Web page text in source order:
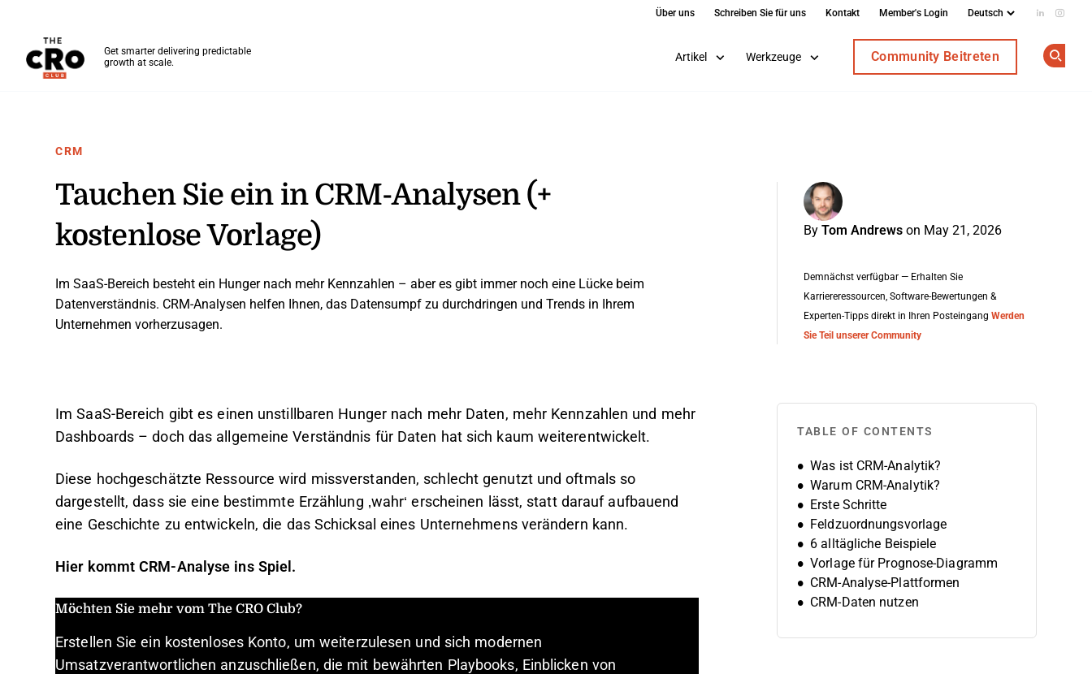
Über uns Schreiben Sie für uns Kontakt Member's Login Add us
Get smarter delivering predictable
growth at scale.
Artikel Werkzeuge Community Beitreten
CRM
Tauchen Sie ein in CRM-Analysen (+
kostenlose Vorlage)
By Tom Andrews on May 21, 2026
Demnächst verfügbar — Erhalten Sie
Karriereressourcen, Software-Bewertungen &
Experten-Tipps direkt in Ihren Posteingang Werden
Sie Teil unserer Community
Im SaaS-Bereich besteht ein Hunger nach mehr Kennzahlen – aber es gibt immer noch eine Lücke beim
Datenverständnis. CRM-Analysen helfen Ihnen, das Datensumpf zu durchdringen und Trends in Ihrem
Unternehmen vorherzusagen.
Im SaaS-Bereich gibt es einen unstillbaren Hunger nach mehr Daten, mehr Kennzahlen und mehr
Dashboards – doch das allgemeine Verständnis für Daten hat sich kaum weiterentwickelt.
Diese hochgeschätzte Ressource wird missverstanden, schlecht genutzt und oftmals so
dargestellt, dass sie eine bestimmte Erzählung ‚wahr‘ erscheinen lässt, statt darauf aufbauend
eine Geschichte zu entwickeln, die das Schicksal eines Unternehmens verändern kann.
Hier kommt CRM-Analyse ins Spiel.
Möchten Sie mehr vom The CRO Club?
Erstellen Sie ein kostenloses Konto, um weiterzulesen und sich modernen
Umsatzverantwortlichen anzuschließen, die mit bewährten Playbooks, Einblicken von
TABLE OF CONTENTS
Was ist CRM-Analytik?
Warum CRM-Analytik?
Erste Schritte
Feldzuordnungsvorlage
6 alltägliche Beispiele
Vorlage für Prognose-Diagramm
CRM-Analyse-Plattformen
CRM-Daten nutzen